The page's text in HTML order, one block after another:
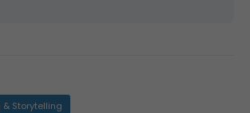
Storytelling